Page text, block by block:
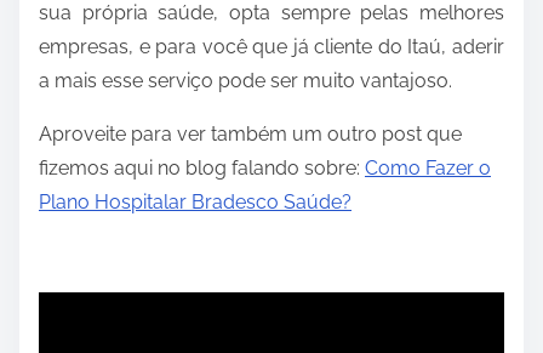
sua própria saúde, opta sempre pelas melhores
empresas, e para você que já cliente do Itaú, aderir
a mais esse serviço pode ser muito vantajoso.
Aproveite para ver também um outro post que
fizemos aqui no blog falando sobre: Como Fazer o
Plano Hospitalar Bradesco Saúde?